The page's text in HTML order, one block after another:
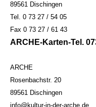
89561 Dischingen
Tel. 0 73 27 / 54 05
Fax 0 73 27 / 61 43
ARCHE-Karten-Tel.
ARCHE
Rosenbachstr. 20
89561 Dischingen
info@kultur-in-der-arche.de